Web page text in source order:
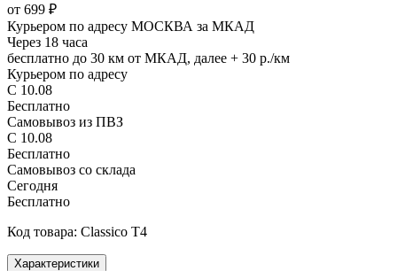
от 699 ₽
Курьером по адресу МОСКВА за МКАД
Через 18 часа
бесплатно до 30 км от МКАД, далее + 30 р./км
Курьером по адресу
С 10.08
Бесплатно
Самовывоз из ПВЗ
С 10.08
Бесплатно
Самовывоз со склада
Сегодня
Бесплатно
Код товара: Classico T4
Характеристики